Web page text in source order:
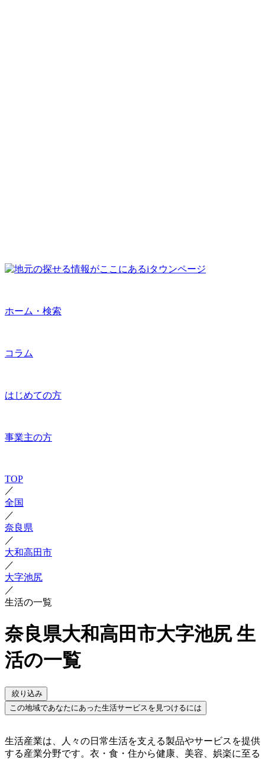
ホーム・検索
コラム
はじめての方
事業主の方
TOP
／
全国
／
奈良県
／
大和高田市
／
大字池尻
／
生活の一覧
奈良県大和高田市大字池尻 生
活の一覧
絞り込み
この地域であなたにあった生活サービスを見つけるには
生活産業は、人々の日常生活を支える製品やサービスを提供
する産業分野です。衣・食・住から健康、美容、娯楽に至る